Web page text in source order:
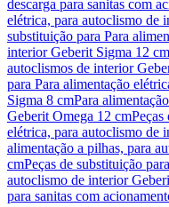
descarga para sanitas com
elétrica, para autoclismo de
substituição para Para
interior Geberit Sigma 12 cm
autoclismos de interior
para Para alimentação
Sigma 8 cmPara
Geberit Omega 12 cmPeças
elétrica, para autoclismo de
alimentação a pilhas, para
cmPeças de substituição
autoclismo de interior
para sanitas com